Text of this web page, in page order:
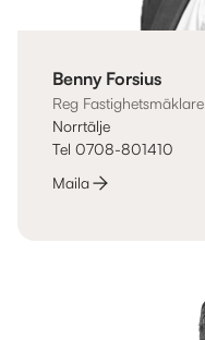
Benny Forsius
Reg Fastighetsmäklare
Norrtälje
Tel 0708-801410
Maila